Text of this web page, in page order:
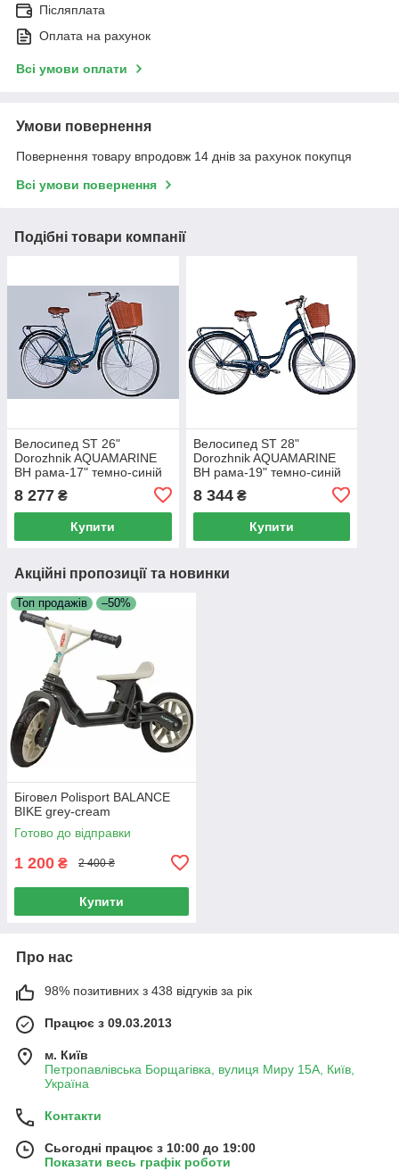
Післяплата
Оплата на рахунок
Всі умови оплати
Умови повернення
Повернення товару впродовж 14 днів за рахунок покупця
Всі умови повернення
Подібні товари компанії
Велосипед ST 26"
Dorozhnik AQUAMARINE
BH рама-17" темно-синій
8 277 ₴
Купити
Велосипед ST 28"
Dorozhnik AQUAMARINE
BH рама-19" темно-синій
8 344₴
Купити
Акційні пропозиції та новинки
Топ продажів –50%
Біговел Polisport BALANCE
BIKE grey-cream
Готово до відправки
1 200 ₴ 2 400 ₴
Купити
Про нас
98% позитивних з 438 відгуків за рік
Працює з 09.03.2013
м. Київ
Петропавлівська Борщагівка, вулиця Миру 15А, Київ,
Україна
Контакти
Сьогодні працює з 10:00 до 19:00
Показати весь графік роботи